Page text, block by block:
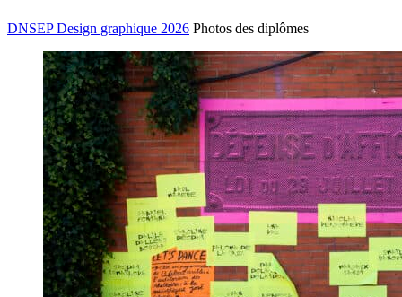
DNSEP Design graphique 2026 Photos des diplômes